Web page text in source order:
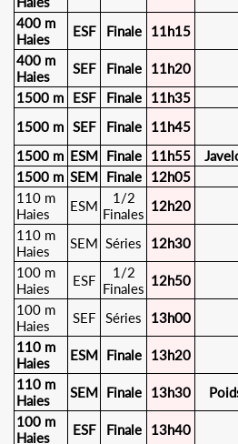
400 m
Haies
ESF Finale
11h15
400 m
Haies
SEF Finale
11h20
1500 m
ESF Finale
11h35
1500 m SEF Finale 11h45
1500 m ESM Finale 11h55
1500 m SEM Finale 12h05
110 m
Haies
ESM
1/2
Finales 12h20
110 m
Haies
SEM Séries
12h30
100 m
Haies
ESF
1/2
Finales 12h50
100 m
Haies
SEF Séries
13h00
110 m
Haies
ESM Finale
13h20
110 m
Haies
SEM Finale 13h30
100 m
Haies
ESF Finale 13h40